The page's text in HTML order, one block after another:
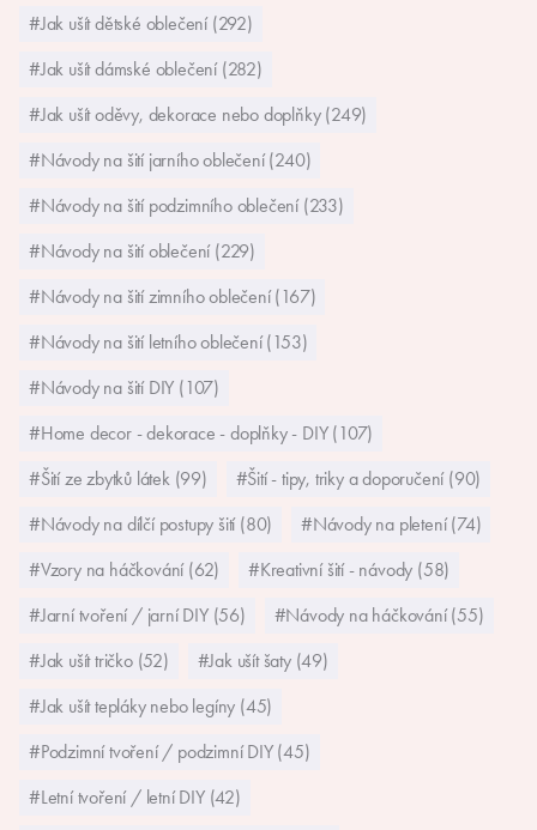
#Jak ušít dětské oblečení (292)
#Jak ušít dámské oblečení (282)
#Jak ušít oděvy, dekorace nebo doplňky (249)
#Návody na šití jarního oblečení (240)
#Návody na šití podzimního oblečení (233)
#Návody na šití oblečení (229)
#Návody na šití zimního oblečení (167)
#Návody na šití letního oblečení (153)
#Návody na šití DIY (107)
#Home decor - dekorace - doplňky - DIY (107)
#Šití ze zbytků látek (99)
#Šití - tipy, triky a doporučení (90)
#Návody na dílčí postupy šití (80)
#Návody na pletení (74)
#Vzory na háčkování (62)
#Kreativní šití - návody (58)
#Jarní tvoření / jarní DIY (56)
#Návody na háčkování (55)
#Jak ušít tričko (52)
#Jak ušít šaty (49)
#Jak ušít tepláky nebo legíny (45)
#Podzimní tvoření / podzimní DIY (45)
#Letní tvoření / letní DIY (42)